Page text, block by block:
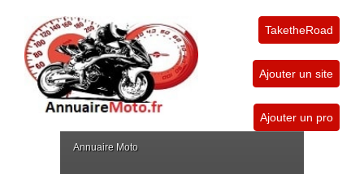
TaketheRoad
Ajouter un site
Ajouter un pro
Annuaire Moto